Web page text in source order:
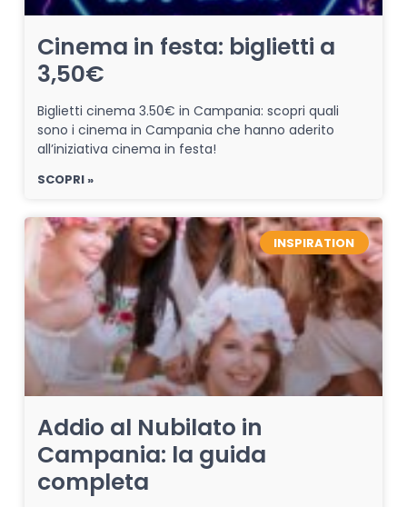
Cinema in festa: biglietti a
3,50€
Biglietti cinema 3.50€ in Campania: scopri quali
sono i cinema in Campania che hanno aderito
all’iniziativa cinema in festa!
SCOPRI »
INSPIRATION
Addio al Nubilato in
Campania: la guida
completa